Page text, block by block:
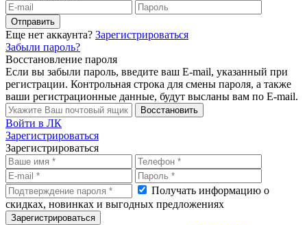
Отправить
Еще нет аккаунта? Зарегистрироваться
Забыли пароль?
Восстановление пароля
Если вы забыли пароль, введите ваш E-mail, указанный при
регистрации. Контрольная строка для смены пароля, а также
ваши регистрационные данные, будут высланы вам по E-mail.
Восстановить
Войти в ЛК
Зарегистрироваться
Зарегистрироваться
Получать информацию о
скидках, новинках и выгодных предложениях
Зарегистрироваться